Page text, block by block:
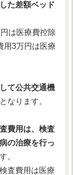
た差額ベッド
は医療費控除
用3万円は医療
て公共交通機
となります。
費用は、検査
の治療を行っ
。
査費用は医療